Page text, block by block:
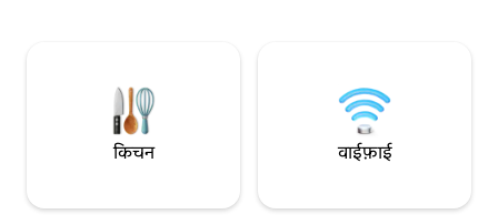
किचन वाईफ़ाई